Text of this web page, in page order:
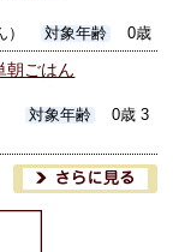
） 対象年齢 0歳
朝ごはん
対象年齢
0歳 3